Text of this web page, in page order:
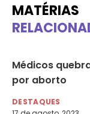
MATÉRIAS
Médicos
por aborto
DESTAQUES